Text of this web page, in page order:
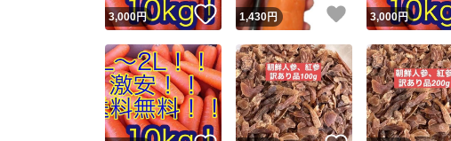
スピード発送
安心発送
3,000円 いいね！
1,430円 いいね！
3,000円